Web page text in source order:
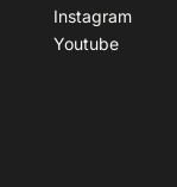
Instagram
Youtube